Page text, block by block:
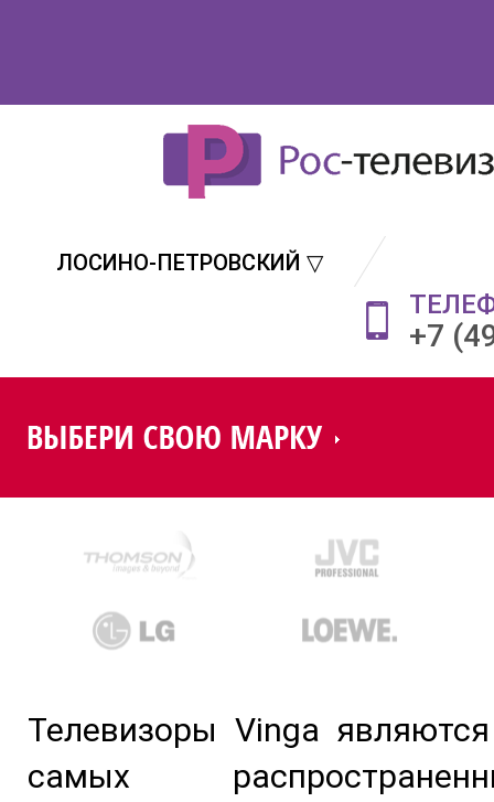
ЛОСИНО-ПЕТРОВСКИЙ ▽
+7
Телевизоры Vinga
самых